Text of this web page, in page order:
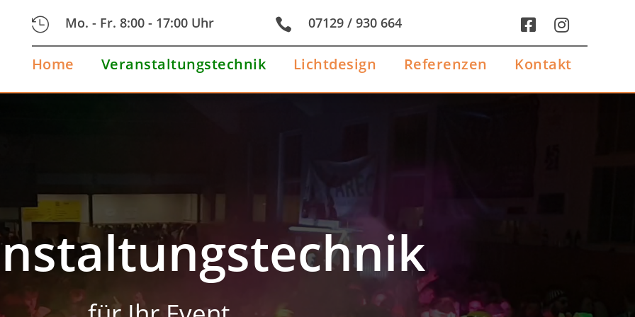
 Mo. - Fr. 8:00 - 17:00 Uhr  07129 / 930 664 

Home Veranstaltungstechnik Lichtdesign Referenzen Kontakt
Home Veranstaltungstechnik Lichtdesign Kontakt